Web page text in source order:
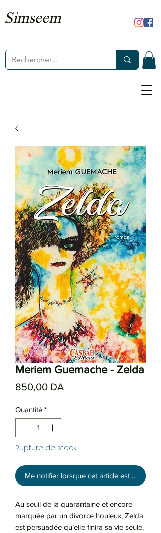
Simseem
Meriem Guemache - Zelda
850,00 DA
Quantité *
Rupture de stock
Me notifier lorsque cet article est disponible
Au seuil de la quarantaine et encore
marquée par un divorce houleux, Zelda
est persuadée qu’elle finira sa vie seule.